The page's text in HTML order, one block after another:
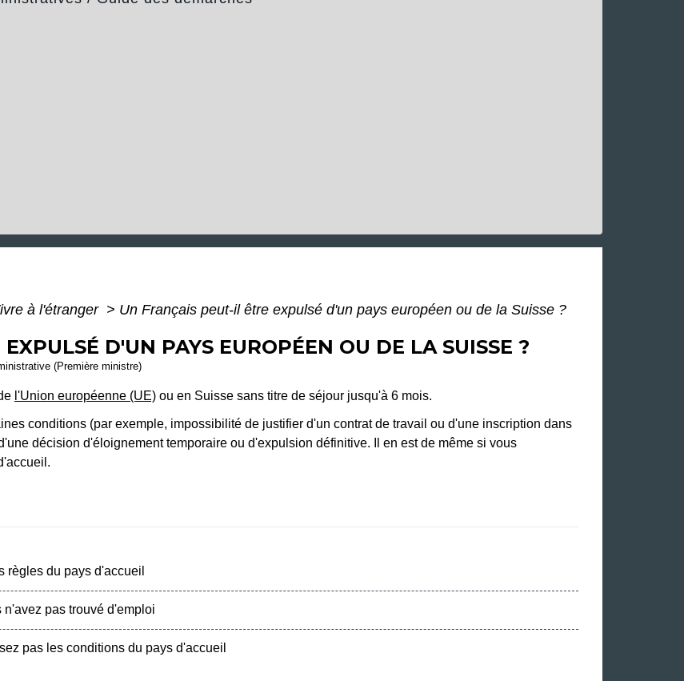
à l'étranger > Un Français peut-il être expulsé d'un pays européen ou de la Suisse ?
D'UN PAYS EUROPÉEN OU DE LA SUISSE ?
(Première ministre)
l'Union européenne (UE) ou en Suisse sans titre de séjour jusqu'à 6 mois.
conditions (par exemple, impossibilité de justifier d'un contrat de travail ou d'une inscription dans
décision d'éloignement temporaire ou d'expulsion définitive. Il en est de même si vous
règles du pays d'accueil
pas trouvé d'emploi
pas les conditions du pays d'accueil